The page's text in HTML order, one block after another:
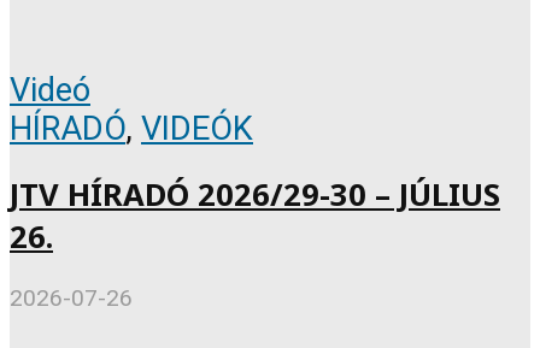
Videó
HÍRADÓ, VIDEÓK
JTV HÍRADÓ 2026/29-30 – JÚLIUS
26.
2026-07-26